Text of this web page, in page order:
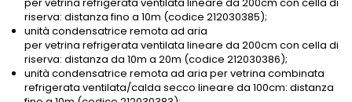
per vetrina refrigerata ventilata lineare da 200cm con cella di
riserva: distanza fino a 10m (codice 212030385);
unità condensatrice remota ad aria
per vetrina refrigerata ventilata lineare da 200cm con cella di
riserva: distanza da 10m a 20m (codice 212030386);
unità condensatrice remota ad aria per vetrina combinata
refrigerata ventilata/calda secco lineare da 100cm: distanza